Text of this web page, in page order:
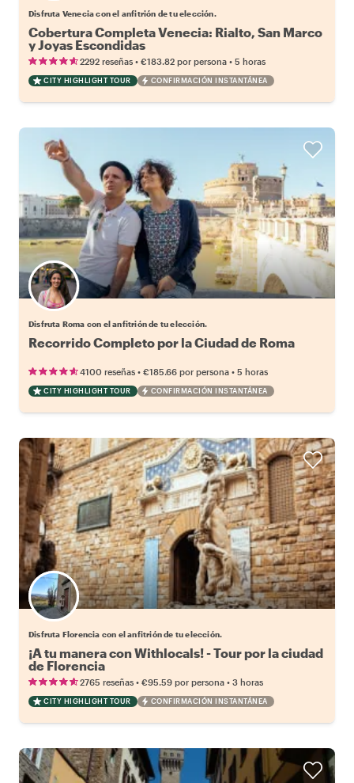
Disfruta Venecia con el anfitrión de tu elección.
Cobertura Completa Venecia: Rialto, San Marco
y Joyas Escondidas
2292 reseñas • €183.82 por persona • 5 horas
CITY HIGHLIGHT TOUR CONFIRMACIÓN INSTANTÁNEA
Elige tu local favorito
Disfruta Roma con el anfitrión de tu elección.
Recorrido Completo por la Ciudad de Roma
4100 reseñas • €185.66 por persona • 5 horas
CITY HIGHLIGHT TOUR CONFIRMACIÓN INSTANTÁNEA
Elige tu local favorito
Disfruta Florencia con el anfitrión de tu elección.
¡A tu manera con Withlocals! - Tour por la ciudad
de Florencia
2765 reseñas • €95.59 por persona • 3 horas
CITY HIGHLIGHT TOUR CONFIRMACIÓN INSTANTÁNEA